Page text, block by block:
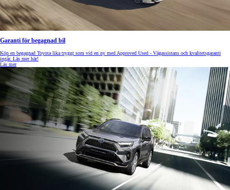
Garanti för begagnad bil
Köp en begagnad Toyota lika tryggt som vid en ny med Approved Used - Vägassistans och kvalitetsgaranti
ingår. Läs mer här!
Läs mer